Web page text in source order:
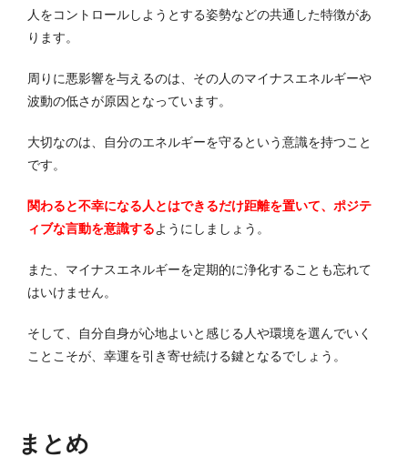
人をコントロールしようとする姿勢などの共通した特徴があ
ります。
周りに悪影響を与えるのは、その人のマイナスエネルギーや
波動の低さが原因となっています。
大切なのは、自分のエネルギーを守るという意識を持つこと
です。
関わると不幸になる人とはできるだけ距離を置いて、ポジテ
ィブな言動を意識するようにしましょう。
また、マイナスエネルギーを定期的に浄化することも忘れて
はいけません。
そして、自分自身が心地よいと感じる人や環境を選んでいく
ことこそが、幸運を引き寄せ続ける鍵となるでしょう。
まとめ